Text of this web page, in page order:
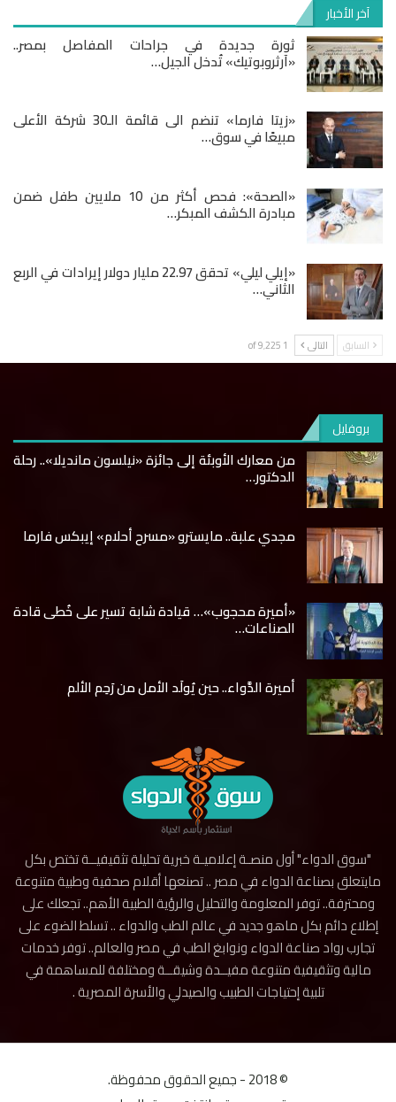
آخر الأخبار
ثورة جديدة في جراحات المفاصل بمصر..
«آرثروبوتيك» تُدخل الجيل…
«زيتا فارما» تنضم الى قائمة الـ30 شركة الأعلى
مبيعًا في سوق…
«الصحة»: فحص أكثر من 10 ملايين طفل ضمن
مبادرة الكشف المبكر…
«إيلي ليلي» تحقق 22.97 مليار دولار إيرادات في الربع
الثاني…
السابق التالى 1 of 9٬225
بروفايل
من معارك الأوبئة إلى جائزة «نيلسون مانديلا».. رحلة
الدكتور…
مجدي علبة.. مايسترو «مسرح أحلام» إيبكس فارما
«أميرة محجوب»… قيادة شابة تسير على خُطى قادة
الصناعات…
أميرة الدَّواء.. حين يُولَد الأمل من رَحِم الألم
"سوق الدواء" أول منصـة إعلاميـة خبرية تحليلة تثقيفيــة تختص بكل
مايتعلق بصناعة الدواء في مصر .. تصنعها أقلام صحفية وطبية متنوعة
ومحترفة.. توفر المعلومة والتحليل والرؤية الطبية الأهم.. تجعلك على
إطلاع دائم بكل ماهو جديد في عالم الطب والدواء .. تسلط الضوء على
تجارب رواد صناعة الدواء ونوابغ الطب في مصر والعالم.. توفر خدمات
مالية وتثقيفية متنوعة مفيــدة وشيقــة ومختلفة للمساهمة في
تلبية إحتياجات الطبيب والصيدلي والأسرة المصرية .
© 2018 - جميع الحقوق محفوظة.